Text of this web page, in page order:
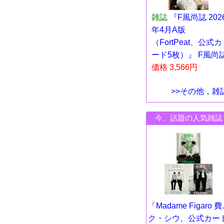
雑誌
『F風尚誌
年4月A版
（FortPeat、公式カ
ード5枚）』 F風尚
価格 3,566円
>>その他，雑
今、話題の人気雑誌
「Madame Figaro 費
ク・シウ、公式カー